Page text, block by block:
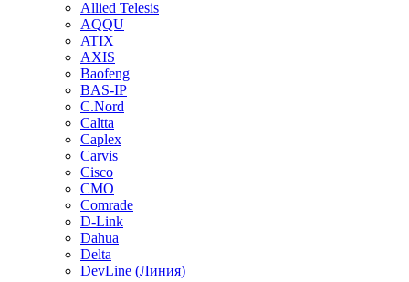
Allied Telesis
AQQU
ATIX
AXIS
Baofeng
BAS-IP
C.Nord
Caltta
Caplex
Carvis
Cisco
CMO
Comrade
D-Link
Dahua
Delta
DevLine (Линия)